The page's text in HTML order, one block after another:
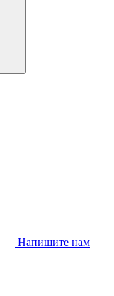
Напишите нам